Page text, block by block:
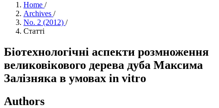
Home /
Archives /
No. 2 (2012) /
Статті
Біотехнологічні аспекти розмноження
великовікового дерева дуба Максима
Залізняка в умовах in vitro
Authors